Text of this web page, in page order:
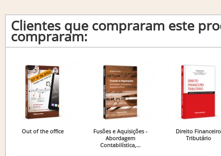
Clientes que compraram este
compraram:
Out of the office
Fusões e Aquisições -
Abordagem
Contabilística,...
Direito Financeiro
Tributário